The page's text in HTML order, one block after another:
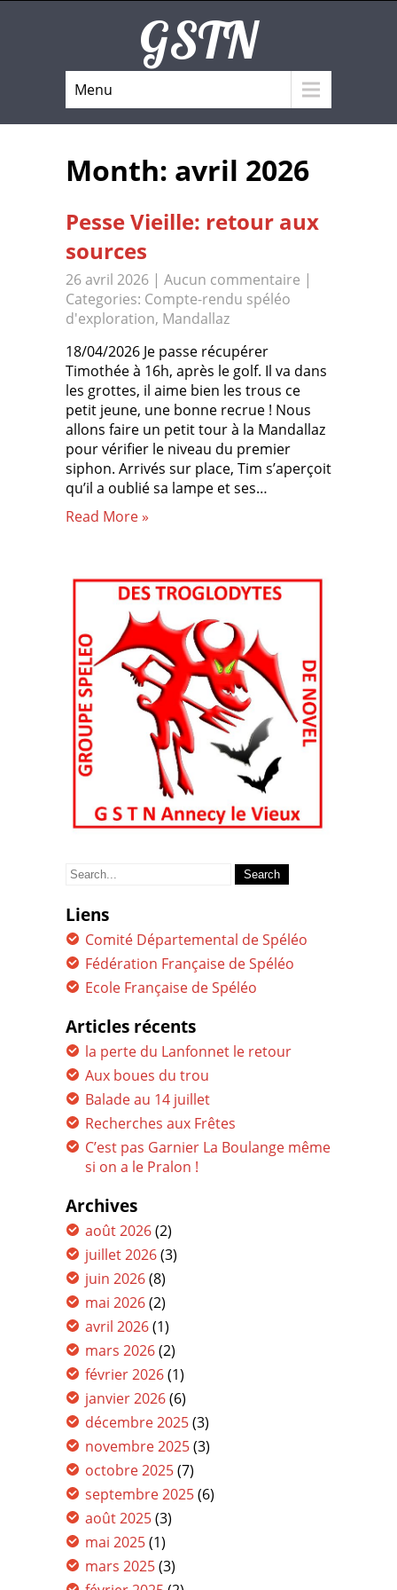
GSTN
Menu
Month: avril 2026
Pesse Vieille: retour aux
sources
26 avril 2026 | Aucun commentaire |
Categories: Compte-rendu spéléo
d'exploration, Mandallaz
18/04/2026 Je passe récupérer
Timothée à 16h, après le golf. Il va dans
les grottes, il aime bien les trous ce
petit jeune, une bonne recrue ! Nous
allons faire un petit tour à la Mandallaz
pour vérifier le niveau du premier
siphon. Arrivés sur place, Tim s’aperçoit
qu’il a oublié sa lampe et ses…
Read More »
Search
Liens
Comité Départemental de Spéléo
Fédération Française de Spéléo
Ecole Française de Spéléo
Articles récents
la perte du Lanfonnet le retour
Aux boues du trou
Balade au 14 juillet
Recherches aux Frêtes
C’est pas Garnier La Boulange même
si on a le Pralon !
Archives
août 2026(2)
juillet 2026(3)
juin 2026(8)
mai 2026(2)
avril 2026(1)
mars 2026(2)
février 2026(1)
janvier 2026(6)
décembre 2025(3)
novembre 2025(3)
octobre 2025(7)
septembre 2025(6)
août 2025(3)
mai 2025(1)
mars 2025(3)